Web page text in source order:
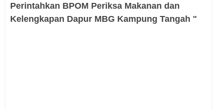
Perintahkan BPOM Periksa Makanan dan
Kelengkapan Dapur MBG Kampung Tangah "